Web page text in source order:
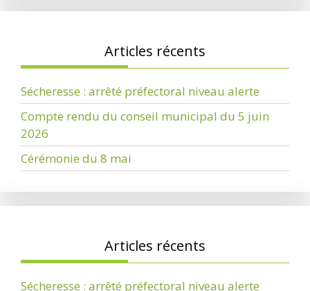
Articles récents
Sécheresse : arrêté préfectoral niveau alerte
Compte rendu du conseil municipal du 5 juin
2026
Cérémonie du 8 mai
Articles récents
Sécheresse : arrêté préfectoral niveau alerte